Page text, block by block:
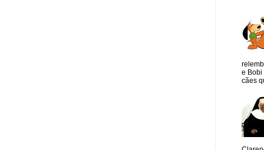
e Bobi
cães